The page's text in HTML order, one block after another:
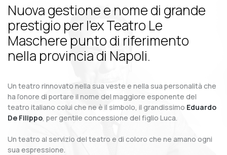
Nuova gestione e nome di grande
prestigio per l’ex Teatro Le
Maschere punto di riferimento
nella provincia di Napoli.
Un teatro rinnovato nella sua veste e nella sua personalità che
ha l’onore di portare il nome del maggiore esponente del
teatro italiano colui che ne è il simbolo, il grandissimo Eduardo
De Filippo, per gentile concessione del figlio Luca.
Un teatro al servizio del teatro e di coloro che ne amano ogni
sua espressione.